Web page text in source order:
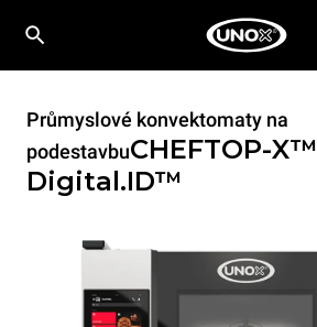
Průmyslové konvektomaty na
podestavbuCHEFTOP-X™
Digital.ID™